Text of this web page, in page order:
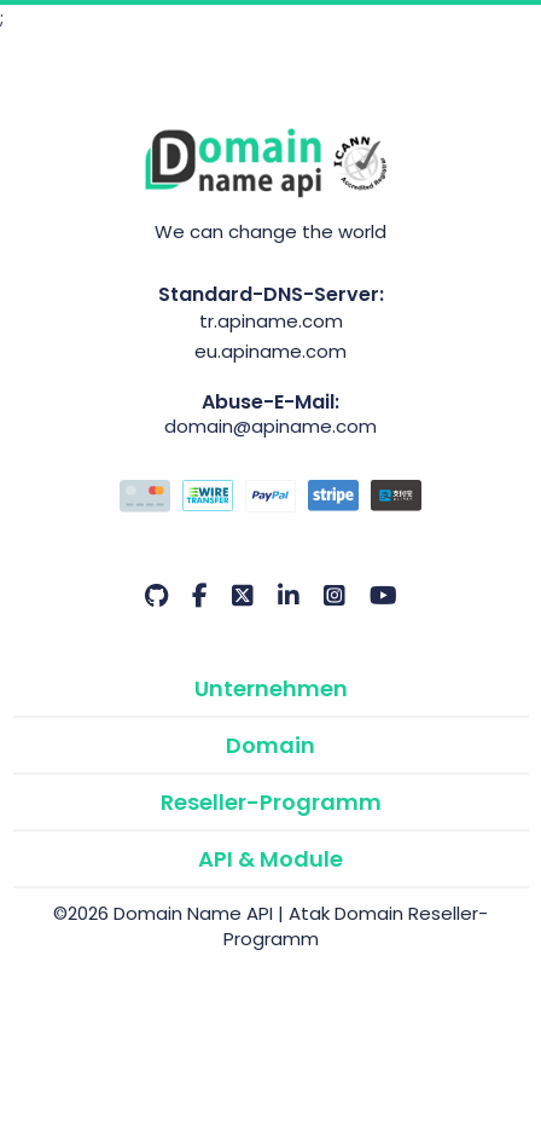
;
We can change the world
Standard-DNS-Server:
tr.apiname.com
eu.apiname.com
Abuse-E-Mail:
domain@apiname.com
Unternehmen
Domain
Reseller-Programm
API & Module
©2026 Domain Name API | Atak Domain Reseller-
Programm